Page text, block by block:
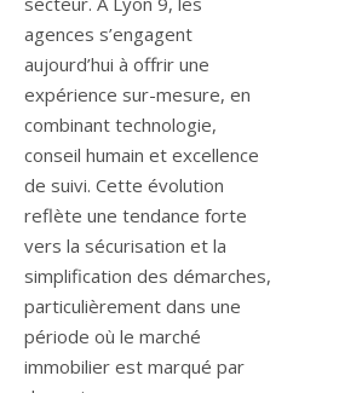
agences s’engagent
aujourd’hui à offrir une
expérience sur-mesure, en
combinant technologie,
conseil humain et excellence
de suivi. Cette évolution
reflète une tendance forte
vers la sécurisation et la
simplification des démarches,
particulièrement dans une
période où le marché
immobilier est marqué par